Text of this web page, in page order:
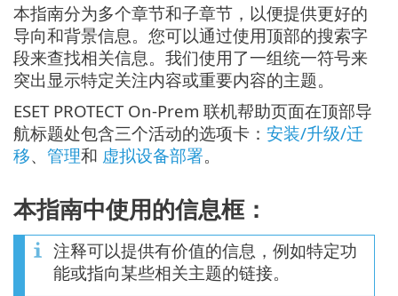
本指南分为多个章节和子章节，以便提供更好的
导向和背景信息。您可以通过使用顶部的搜索字
段来查找相关信息。我们使用了一组统一符号来
突出显示特定关注内容或重要内容的主题。
ESET PROTECT On-Prem 联机帮助页面在顶部导
航标题处包含三个活动的选项卡： 安装/升级/迁
移、 管理和 虚拟设备部署。
本指南中使用的信息框：
注释可以提供有价值的信息，例如特定功
能或指向某些相关主题的链接。